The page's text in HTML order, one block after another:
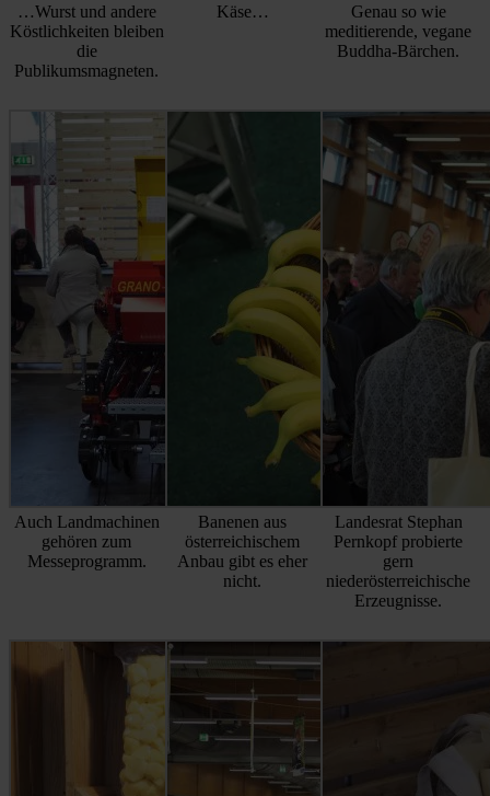
…Wurst und andere
Köstlichkeiten bleiben
die
Publikumsmagneten.
Käse…
Genau so wie
meditierende, vegane
Buddha-Bärchen.
Auch Landmachinen
gehören zum
Messeprogramm.
Banenen aus
österreichischem
Anbau gibt es eher
nicht.
Landesrat Stephan
Pernkopf probierte
gern
niederösterreichische
Erzeugnisse.